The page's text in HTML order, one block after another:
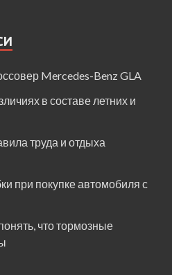
Mercedes-Benz GLA
в составе летних и
труда и отдыха
при покупке автомобиля с
что тормозные